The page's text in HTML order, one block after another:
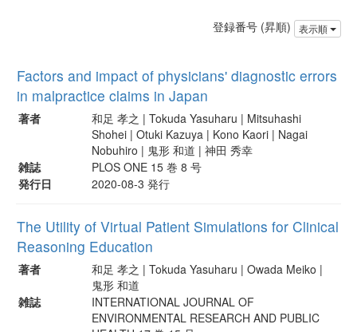
登録番号 (昇順) 表示順
Factors and impact of physicians' diagnostic errors
in malpractice claims in Japan
著者
和足 孝之 | Tokuda Yasuharu | Mitsuhashi
Shohei | Otuki Kazuya | Kono Kaori | Nagai
Nobuhiro | 鬼形 和道 | 神田 秀幸
雑誌
PLOS ONE 15 巻 8 号
発行日
2020-08-3 発行
The Utility of Virtual Patient Simulations for Clinical
Reasoning Education
著者
和足 孝之 | Tokuda Yasuharu | Owada Meiko |
鬼形 和道
雑誌
INTERNATIONAL JOURNAL OF
ENVIRONMENTAL RESEARCH AND PUBLIC